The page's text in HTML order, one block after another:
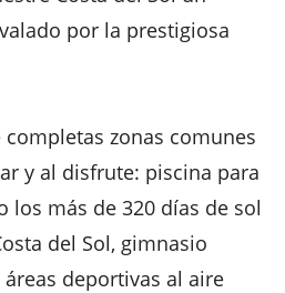
por la prestigiosa
zonas comunes
y al disfrute: piscina para
los más de 320 días de sol
del Sol, gimnasio
deportivas al aire